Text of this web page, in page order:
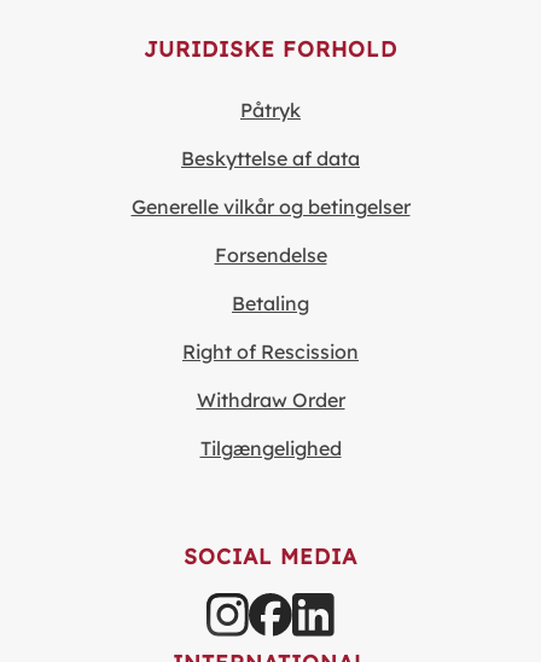
JURIDISKE FORHOLD
Påtryk
Beskyttelse af data
Generelle vilkår og betingelser
Forsendelse
Betaling
Right of Rescission
Withdraw Order
Tilgængelighed
SOCIAL MEDIA